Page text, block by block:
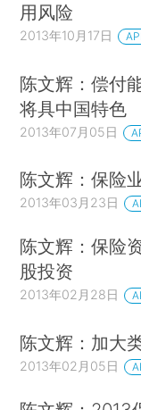
用风险
2013年10月17日
陈文辉：偿付
将具中国特色
2013年07月05日
陈文辉：保险
2013年03月23日
陈文辉：保险
股投资
2013年02月28日
陈文辉：加大
2013年02月05日